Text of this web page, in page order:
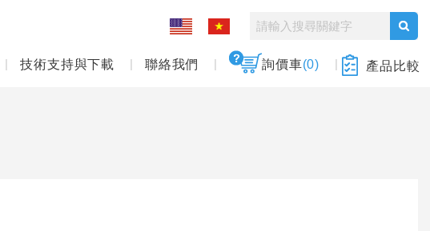
技術支持與下載 聯絡我們 詢價車(0) 產品比較